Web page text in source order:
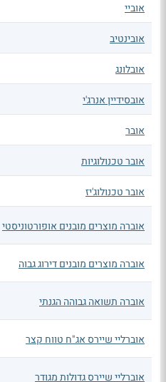
אוביי
אובינטיב
אובלונג
אובסידיין אנרג'י
אובר
אובר טכנולוגיות
אובר טכנולוג'יז
אוברה מוצרים מובנים אופורטוניסטי
אוברה מוצרים מובנים דירוג גבוה
אוברה תשואה גבוהה הגנתי
אוברליי שיירס אג"ח טווח קצר
אוברליי שיירס גדולות מגודר